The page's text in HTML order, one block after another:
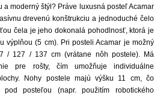
a moderný štýl? Práve luxusná posteľ Acamar
drevenú konštrukciu a jednoduché čelo
čela je jeho dokonalá pohodlnosť, ktorá je
výplňou (5 cm). Pri posteli Acamar je možný
/ 127 / 137 cm (vrátane nôh postele). Má
pre rošty, čím umožňuje individuálne
Nohy postele majú výšku 11 cm, čo
posteľou (napr. použitím robotického